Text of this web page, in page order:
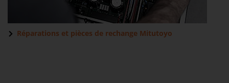
Réparations et pièces de rechange Mitutoyo